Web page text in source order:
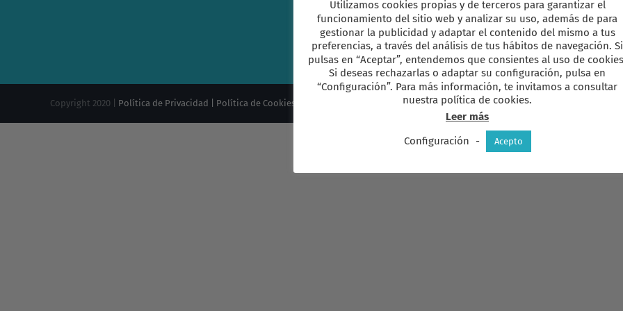
Copyright 2020 | Política de Privacidad | Política de Cookies
Utilizamos cookies propias y de terceros para garantizar el
funcionamiento del sitio web y analizar su uso, además de para
gestionar la publicidad y adaptar el contenido del mismo a tus
preferencias, a través del análisis de tus hábitos de navegación. Si
pulsas en “Aceptar”, entendemos que consientes al uso de
Si deseas rechazarlas o adaptar su configuración, pulsa en
“Configuración”. Para más información, te invitamos a consultar
nuestra política de cookies.
Leer más
Configuración
- Acepto